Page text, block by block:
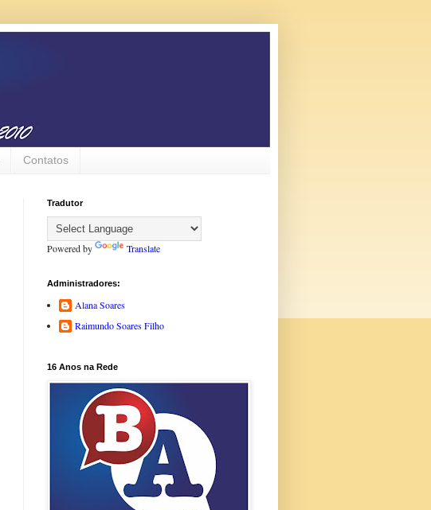
Contatos
Tradutor
Powered by Translate
Administradores:
Alana Soares
Raimundo Soares Filho
16 Anos na Rede